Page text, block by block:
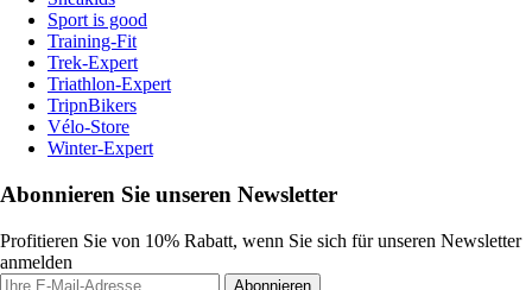
Sport is good
Training-Fit
Trek-Expert
Triathlon-Expert
TripnBikers
Vélo-Store
Winter-Expert
Abonnieren Sie unseren Newsletter
Profitieren Sie von 10% Rabatt, wenn Sie sich für unseren Newsletter
anmelden
Abonnieren